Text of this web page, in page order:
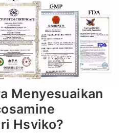
Menyesuaikan
Hsviko?